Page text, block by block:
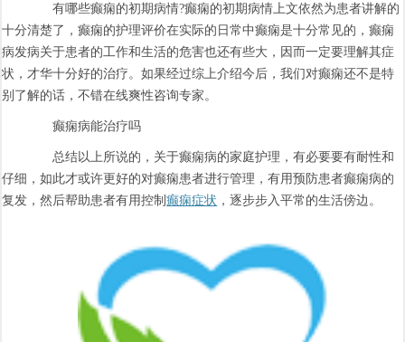
有哪些癫痫的初期病情?癫痫的初期病情上文依然为患者讲解的
十分清楚了，癫痫的护理评价在实际的日常中癫痫是十分常见的，癫痫
病发病关于患者的工作和生活的危害也还有些大，因而一定要理解其症
状，才华十分好的治疗。如果经过综上介绍今后，我们对癫痫还不是特
别了解的话，不错在线爽性咨询专家。
癫痫病能治疗吗
总结以上所说的，关于癫痫病的家庭护理，有必要要有耐性和
仔细，如此才或许更好的对癫痫患者进行管理，有用预防患者癫痫病的
复发，然后帮助患者有用控制癫痫症状 ，逐步步入平常的生活傍边。